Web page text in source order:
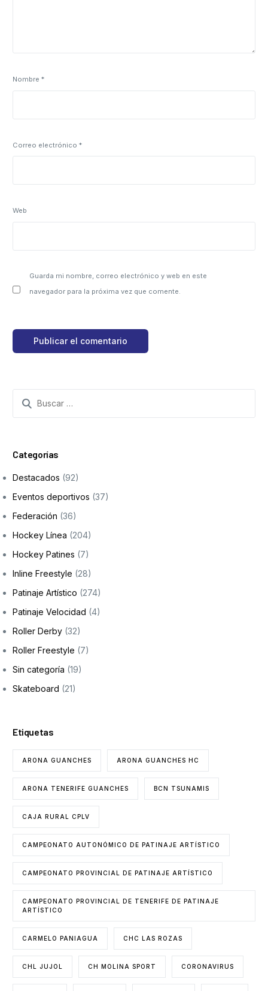
Nombre*
Correo electrónico*
Web
Guarda mi nombre, correo electrónico y web en este
navegador para la próxima vez que comente.
Categorías
Destacados (92)
Eventos deportivos (37)
Federación (36)
Hockey Línea (204)
Hockey Patines (7)
Inline Freestyle (28)
Patinaje Artístico (274)
Patinaje Velocidad (4)
Roller Derby (32)
Roller Freestyle (7)
Sin categoría (19)
Skateboard (21)
Etiquetas
ARONA GUANCHES ARONA GUANCHES HC
ARONA TENERIFE GUANCHES BCN TSUNAMIS
CAJA RURAL CPLV
CAMPEONATO AUTONÓMICO DE PATINAJE ARTÍSTICO
CAMPEONATO PROVINCIAL DE PATINAJE ARTÍSTICO
CAMPEONATO PROVINCIAL DE TENERIFE DE PATINAJE
ARTÍSTICO
CARMELO PANIAGUA CHC LAS ROZAS
CHL JUJOL CH MOLINA SPORT CORONAVIRUS